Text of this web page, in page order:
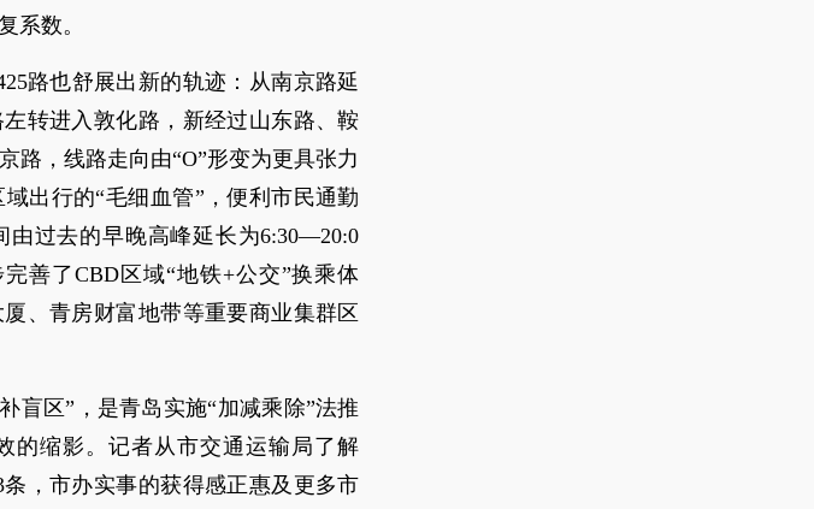
系数。
路也舒展出新的轨迹：从南京路延
转进入敦化路，新经过山东路、鞍
路，线路走向由“O”形变为更具张力
出行的“毛细血管”，便利市民通勤
过去的早晚高峰延长为6:30—20:0
善了CBD区域“地铁+公交”换乘体
、青房财富地带等重要商业集群区
盲区”，是青岛实施“加减乘除”法推
的缩影。记者从市交通运输局了解
，市办实事的获得感正惠及更多市